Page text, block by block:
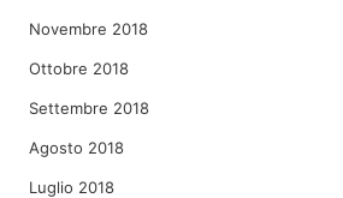
Novembre 2018
Ottobre 2018
Settembre 2018
Agosto 2018
Luglio 2018